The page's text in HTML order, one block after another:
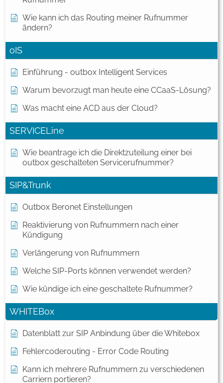
Wie kann ich das Routing meiner Rufnummer
ändern?
oIS
Einführung - outbox Intelligent Services
Warum bevorzugt man heute eine CCaaS-Lösung?
Was macht eine ACD aus der Cloud?
SERVICELine
Wie beantrage ich die Direktzuteilung einer bei
outbox geschalteten Servicerufnummer?
SIP&Trunk
Outbox Beronet Einstellungen
Reaktivierung von Rufnummern nach einer
Kündigung
Verlängerung von Rufnummern
Welche SIP-Ports können verwendet werden?
Wie kündige ich eine geschaltete Rufnummer?
WHITEBox
Datenblatt zur SIP Anbindung über die Whitebox
Fehlercoderouting - Error Code Routing
Kann ich mehrere Rufnummern zu verschiedenen
Carriern portieren?